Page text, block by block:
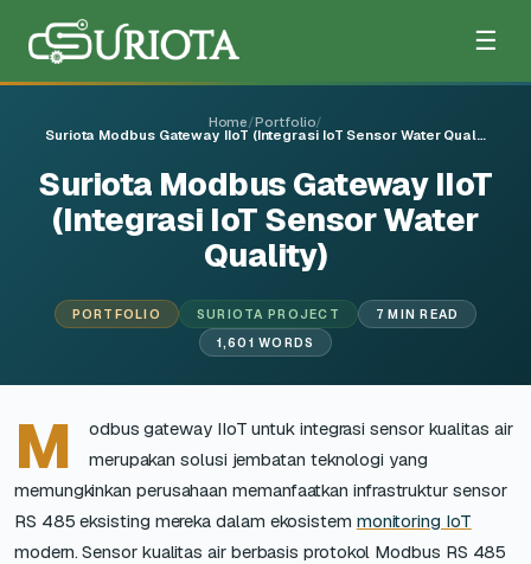
☰
Home/Portfolio/
Suriota Modbus Gateway IIoT (Integrasi IoT Sensor Water Qual…
Suriota Modbus Gateway IIoT
(Integrasi IoT Sensor Water
Quality)
PORTFOLIO SURIOTA PROJECT
7 MIN READ
1,601 WORDS
M
odbus gateway IIoT untuk integrasi sensor kualitas air
merupakan solusi jembatan teknologi yang
memungkinkan perusahaan memanfaatkan infrastruktur sensor
RS 485 eksisting mereka dalam ekosistem monitoring IoT
modern. Sensor kualitas air berbasis protokol Modbus RS 485